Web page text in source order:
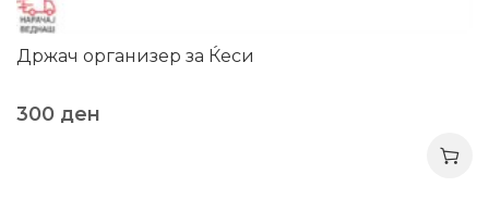
Држач организер за Ќеси
300 ден